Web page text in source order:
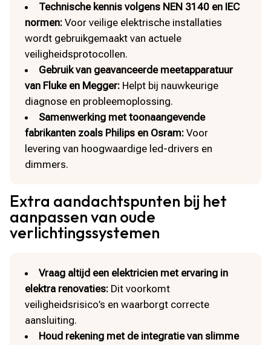
Technische kennis volgens NEN 3140 en IEC
normen: Voor veilige elektrische installaties
wordt gebruikgemaakt van actuele
veiligheidsprotocollen.​
Gebruik van geavanceerde meetapparatuur
van Fluke en Megger: Helpt bij nauwkeurige
diagnose en probleemoplossing.​
Samenwerking met toonaangevende
fabrikanten zoals Philips en Osram: Voor
levering van hoogwaardige led-drivers en
dimmers.​
Extra aandachtspunten bij het
aanpassen van oude
verlichtingssystemen
Vraag altijd een elektricien met ervaring in
elektra renovaties: Dit voorkomt
veiligheidsrisico’s en waarborgt correcte
aansluiting.​
Houd rekening met de integratie van slimme